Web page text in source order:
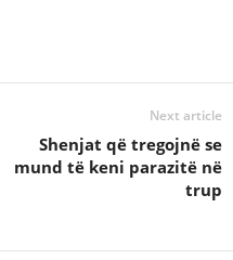
Next article
Shenjat që tregojnë se
mund të keni parazitë në
trup